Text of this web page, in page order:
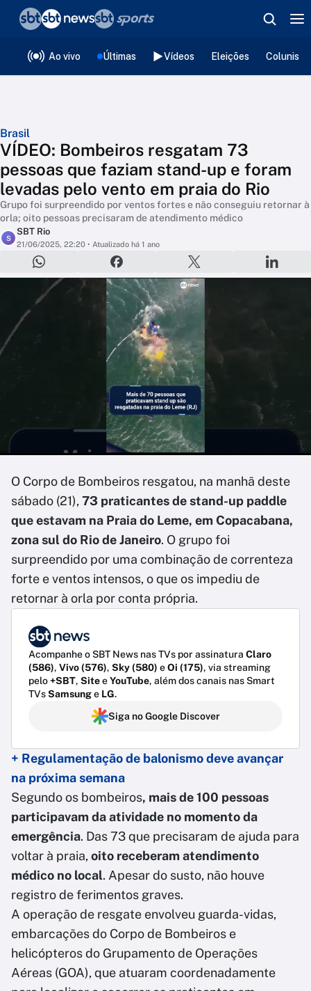
Ao vivo Últimas Vídeos Eleições
Brasil
VÍDEO: Bombeiros resgatam 73
pessoas que faziam stand-up e foram
levadas pelo vento em praia do Rio
Grupo foi surpreendido por ventos fortes e não conseguiu retornar à
orla; oito pessoas precisaram de atendimento médico
S
SBT Rio
21/06/2025, 22:20 • Atualizado há 1 ano
O Corpo de Bombeiros resgatou, na manhã deste
sábado (21), 73 praticantes de stand-up paddle
que estavam na Praia do Leme, em Copacabana,
zona sul do Rio de Janeiro. O grupo foi
surpreendido por uma combinação de correnteza
forte e ventos intensos, o que os impediu de
retornar à orla por conta própria.
Acompanhe o SBT News nas TVs por assinatura Claro
(586), Vivo (576), Sky (580) eOi (175), via streaming
pelo+SBT, SiteeYouTube, além dos canais nas Smart
TVsSamsunge LG.
Siga no Google Discover
+ Regulamentação de balonismo deve avançar
na próxima semana
Segundo os bombeiros, mais de 100 pessoas
participavam da atividade no momento da
emergência. Das 73 que precisaram de ajuda para
voltar à praia, oito receberam atendimento
médico no local. Apesar do susto, não houve
registro de ferimentos graves.
A operação de resgate envolveu guarda-vidas,
embarcações do Corpo de Bombeiros e
helicópteros do Grupamento de Operações
Aéreas (GOA), que atuaram coordenadamente
❮voltar
Editorias